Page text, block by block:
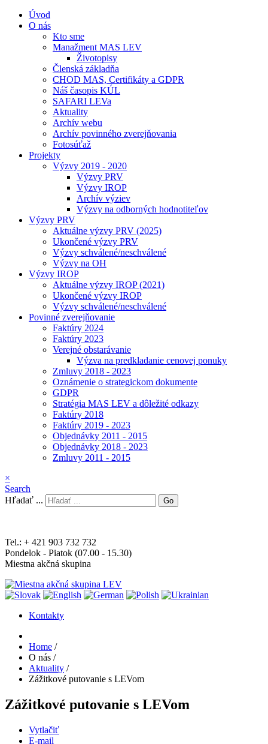
Úvod
O nás
Kto sme
Manažment MAS LEV
Životopisy
Členská základňa
CHOD MAS, Certifikáty a GDPR
Náš časopis KÚL
SAFARI LEVa
Aktuality
Archív webu
Archív povinného zverejňovania
Fotosúťaž
Projekty
Výzvy 2019 - 2020
Výzvy PRV
Výzvy IROP
Archív výziev
Výzvy na odborných hodnotiteľov
Výzvy PRV
Aktuálne výzvy PRV (2025)
Ukončené výzvy PRV
Výzvy schválené/neschválené
Výzvy na OH
Výzvy IROP
Aktuálne výzvy IROP (2021)
Ukončené výzvy IROP
Výzvy schválené/neschválené
Povinné zverejňovanie
Faktúry 2024
Faktúry 2023
Verejné obstarávanie
Výzva na predkladanie cenovej ponuky
Zmluvy 2018 - 2023
Oznámenie o strategickom dokumente
GDPR
Stratégia MAS LEV a dôležité odkazy
Faktúry 2018
Faktúry 2019 - 2023
Objednávky 2011 - 2015
Objednávky 2018 - 2023
Zmluvy 2011 - 2015
×
Search
Hľadať ...
Go
Tel.: + 421 903 732 732
Pondelok - Piatok (07.00 - 15.30)
Miestna akčná skupina
Kontakty
Home /
O nás /
Aktuality /
Zážitkové putovanie s LEVom
Zážitkové putovanie s LEVom
Vytlačiť
E-mail